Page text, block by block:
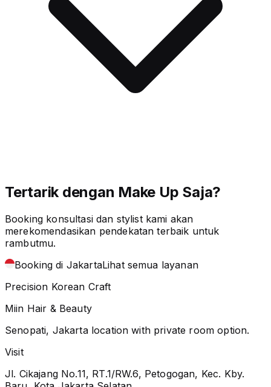
Tertarik dengan Make Up Saja?
Booking konsultasi dan stylist kami akan
merekomendasikan pendekatan terbaik untuk
rambutmu.
Booking di JakartaLihat semua layanan
Precision Korean Craft
Miin Hair & Beauty
Senopati, Jakarta location with private room option.
Visit
Jl. Cikajang No.11, RT.1/RW.6, Petogogan, Kec. Kby.